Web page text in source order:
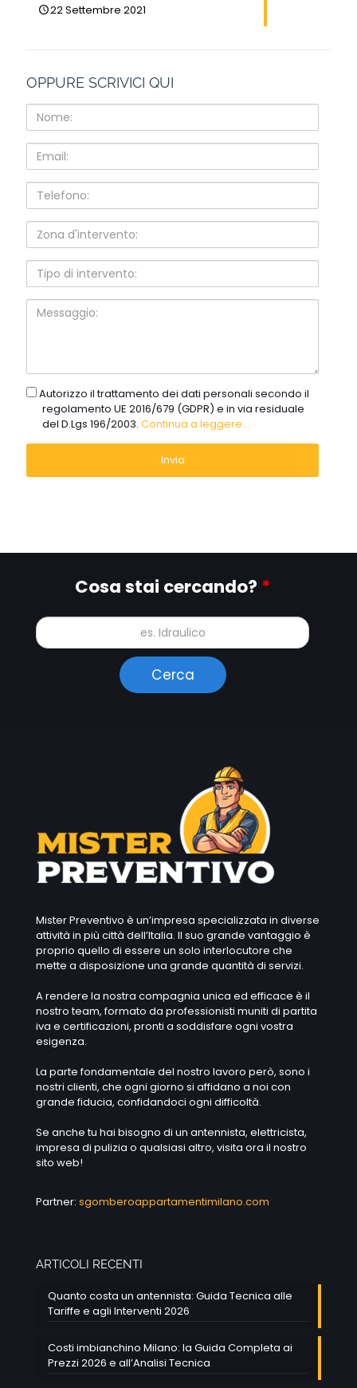
22 Settembre 2021
OPPURE SCRIVICI QUI
Nome:
Email:
Telefono:
Zona
d'intervento:
Tipo
intervento:
Messaggio:
gdprAutorizzo il trattamento dei dati personali secondo il
regolamento UE 2016/679 (GDPR) e in via residuale
del D.Lgs 196/2003. Continua a leggere...
Cosa stai cercando? *
Mister Preventivo è un’impresa specializzata in diverse
attività in più città dell’Italia. Il suo grande vantaggio è
proprio quello di essere un solo interlocutore che
mette a disposizione una grande quantità di servizi.
A rendere la nostra compagnia unica ed efficace è il
nostro team, formato da professionisti muniti di partita
iva e certificazioni, pronti a soddisfare ogni vostra
esigenza.
La parte fondamentale del nostro lavoro però, sono i
nostri clienti, che ogni giorno si affidano a noi con
grande fiducia, confidandoci ogni difficoltà.
Se anche tu hai bisogno di un antennista, elettricista,
impresa di pulizia o qualsiasi altro, visita ora il nostro
sito web!
Partner: sgomberoappartamentimilano.com
ARTICOLI RECENTI
Quanto costa un antennista: Guida Tecnica alle
Tariffe e agli Interventi 2026
Costi imbianchino Milano: la Guida Completa ai
Prezzi 2026 e all’Analisi Tecnica